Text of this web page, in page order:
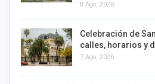
8 Ago, 2026
Celebración de
calles, horarios y
7 Ago, 2026